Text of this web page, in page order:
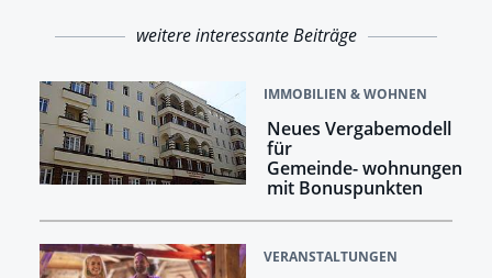
weitere interessante Beiträge
IMMOBILIEN & WOHNEN
Neues Vergabemodell
für
Gemeinde- wohnungen
mit Bonuspunkten
VERANSTALTUNGEN